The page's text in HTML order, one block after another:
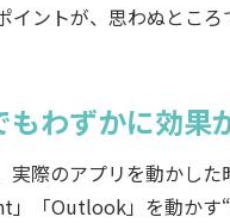
ントが、思わぬところ
わずかに効果
際のアプリを動かし
」「Outlook」を動か